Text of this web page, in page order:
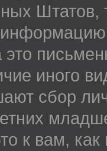
Штатов,
это
иного
сбор
к вам,